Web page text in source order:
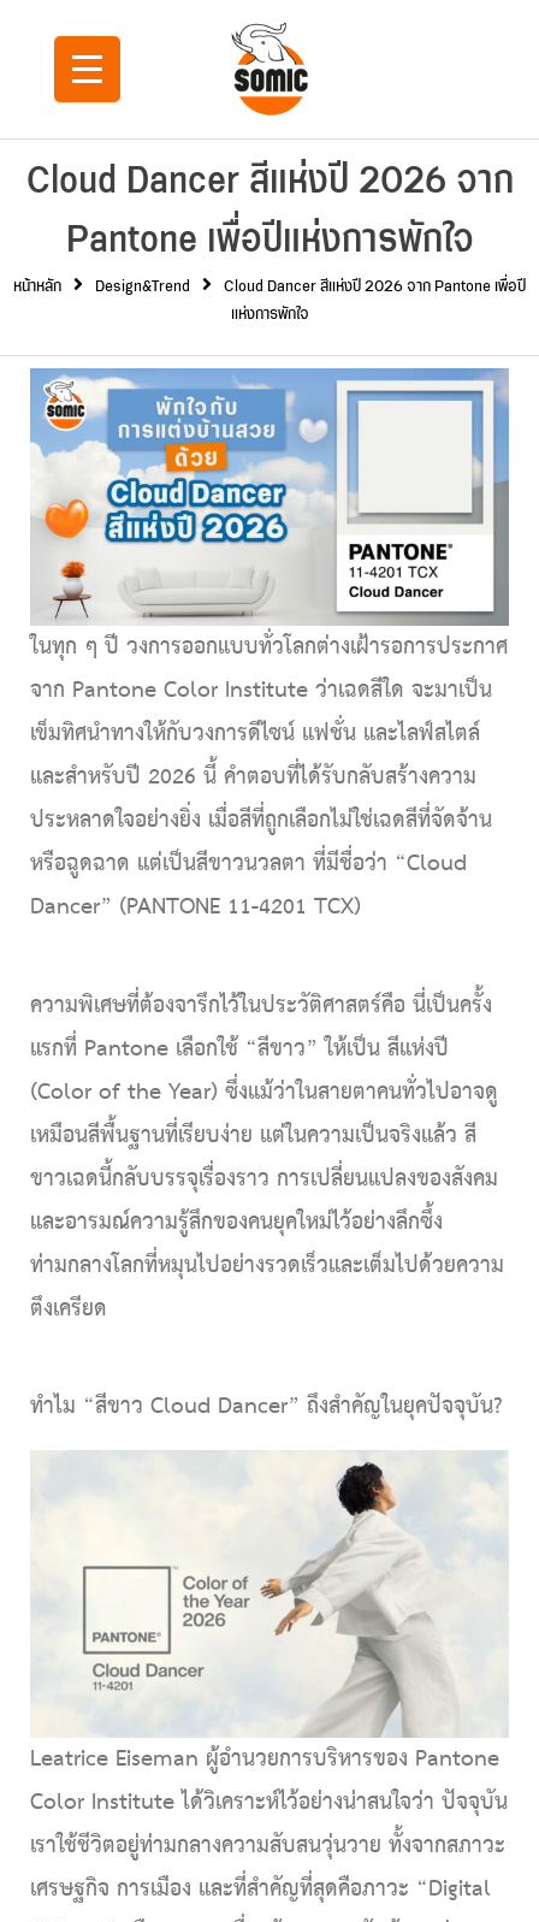
Cloud Dancer สีแห่งปี 2026 จาก
Pantone เพื่อปีแห่งการพักใจ
หน้าหลัก Design&Trend
Cloud Dancer สีแห่งปี 2026 จาก Pantone เพื่อปี
แห่งการพักใจ
ในทุก ๆ ปี วงการออกแบบทั่วโลกต่างเฝ้ารอการประกาศ
จาก Pantone Color Instituteว่าเฉดสีใด จะมาเป็น
เข็มทิศนำทางให้กับวงการดีไซน์ แฟชั่น และไลฟ์สไตล์
และสำหรับปี 2026 นี้ คำตอบที่ได้รับกลับสร้างความ
ประหลาดใจอย่างยิ่ง เมื่อสีที่ถูกเลือกไม่ใช่เฉดสีที่จัดจ้าน
หรือฉูดฉาด แต่เป็นสีขาวนวลตา ที่มีชื่อว่า “Cloud
Dancer” (PANTONE 11-4201 TCX)
ความพิเศษที่ต้องจารึกไว้ในประวัติศาสตร์คือ นี่เป็นครั้ง
แรกที่ Pantone เลือกใช้ “สีขาว” ให้เป็น สีแห่งปี
(Color of the Year) ซึ่งแม้ว่าในสายตาคนทั่วไปอาจดู
เหมือนสีพื้นฐานที่เรียบง่าย แต่ในความเป็นจริงแล้ว สี
ขาวเฉดนี้กลับบรรจุเรื่องราว การเปลี่ยนแปลงของสังคม
และอารมณ์ความรู้สึกของคนยุคใหม่ไว้อย่างลึกซึ้ง
ท่ามกลางโลกที่หมุนไปอย่างรวดเร็วและเต็มไปด้วยความ
ตึงเครียด
ทำไม “สีขาว Cloud Dancer” ถึงสำคัญในยุคปัจจุบัน?
Leatrice Eiseman ผู้อำนวยการบริหารของ Pantone
Color Institute ได้วิเคราะห์ไว้อย่างน่าสนใจว่า ปัจจุบัน
เราใช้ชีวิตอยู่ท่ามกลางความสับสนวุ่นวาย ทั้งจากสภาวะ
เศรษฐกิจ การเมือง และที่สำคัญที่สุดคือภาวะ “Digital